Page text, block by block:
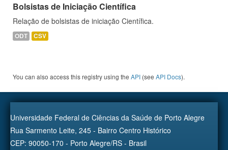
Bolsistas de Iniciação Científica
Relação de bolsistas de iniciação Científica.
ODT CSV
You can also access this registry using the API (see API Docs).
Universidade Federal de Ciências da Saúde de Porto Alegre
Rua Sarmento Leite, 245 - Bairro Centro Histórico
CEP: 90050-170 - Porto Alegre/RS - Brasil